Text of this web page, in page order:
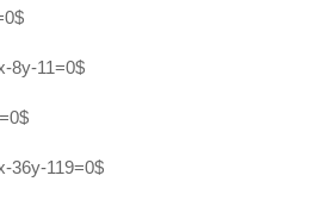
8y-11=0$
36y-119=0$